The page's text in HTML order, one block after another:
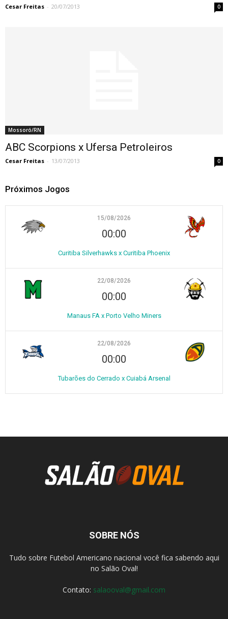
Cesar Freitas - 20/07/2013 0
Mossoró/RN
ABC Scorpions x Ufersa Petroleiros
Cesar Freitas - 13/07/2013 0
Próximos Jogos
15/08/2026
00:00
Curitiba Silverhawks x Curitiba Phoenix
22/08/2026
00:00
Manaus FA x Porto Velho Miners
22/08/2026
00:00
Tubarões do Cerrado x Cuiabá Arsenal
SOBRE NÓS
Tudo sobre Futebol Americano nacional você fica sabendo aqui
no Salão Oval!
Contato: salaooval@gmail.com